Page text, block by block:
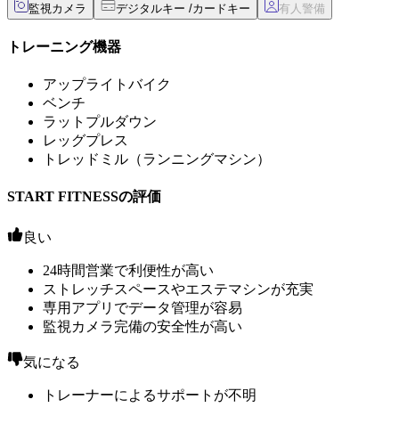
監視カメラ デジタルキー /カードキー
トレーニング機器
アップライトバイク
ベンチ
ラットプルダウン
レッグプレス
トレッドミル（ランニングマシン）
START FITNESSの評価
良い
24時間営業で利便性が高い
ストレッチスペースやエステマシンが充実
専用アプリでデータ管理が容易
監視カメラ完備の安全性が高い
気になる
トレーナーによるサポートが不明